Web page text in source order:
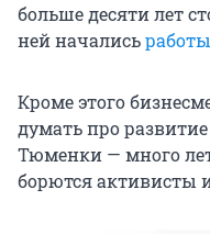
больше десяти лет
ней начались
Кроме этого
думать про
Тюменки — много лет
борются активисты